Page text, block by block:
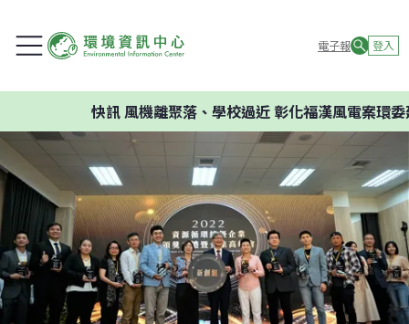
電子報 登入
風機離聚落、學校過近 彰化福漢風電案環委建議不